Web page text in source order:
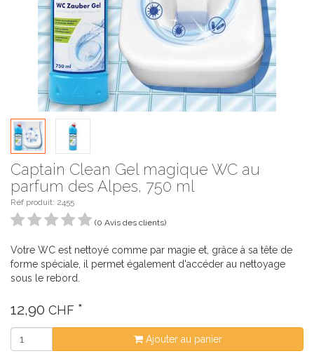
Captain Clean Gel magique WC au
parfum des Alpes, 750 ml
Réf produit: 2455
(0 Avis des clients)
Votre WC est nettoyé comme par magie et, grâce à sa tête de
forme spéciale, il permet également d'accéder au nettoyage
sous le rebord.
12,90 CHF *
Ajouter au panier